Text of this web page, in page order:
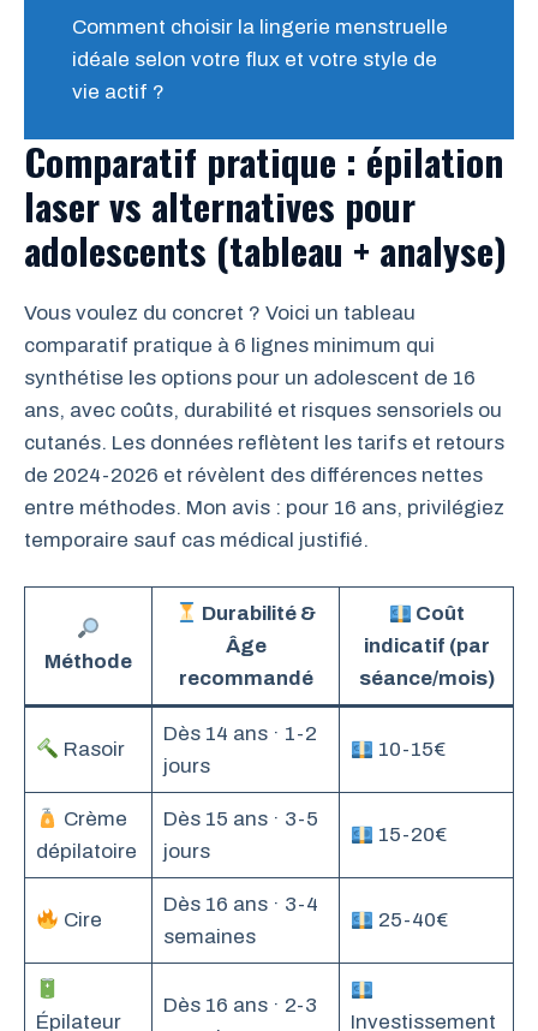
Comment choisir la lingerie menstruelle
idéale selon votre flux et votre style de
vie actif ?
Comparatif pratique : épilation
laser vs alternatives pour
adolescents (tableau + analyse)
Vous voulez du concret ? Voici un tableau
comparatif pratique à 6 lignes minimum qui
synthétise les options pour un adolescent de 16
ans, avec coûts, durabilité et risques sensoriels ou
cutanés. Les données reflètent les tarifs et retours
de 2024-2026 et révèlent des différences nettes
entre méthodes. Mon avis : pour 16 ans, privilégiez
temporaire sauf cas médical justifié.
Méthode
Durabilité &
Âge
recommandé
Coût
indicatif (par
séance/mois)
Rasoir
Dès 14 ans · 1-2
jours
10-15€
Crème
dépilatoire
Dès 15 ans · 3-5
jours
15-20€
Cire
Dès 16 ans · 3-4
semaines
25-40€
Épilateur
Dès 16 ans · 2-3
Investissement